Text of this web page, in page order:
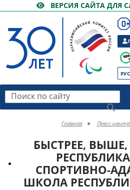
ВЕРСИЯ САЙТА ДЛЯ
РУС
Поиск по сайту
Главная Пресс-центр
БЫСТРЕЕ, ВЫШЕ,
СПОРТИВНО-
ШКОЛА